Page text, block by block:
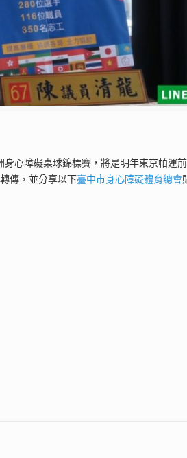
心障礙桌球錦標賽，將是明年東京帕運
傳，並分享以下臺中市身心障礙體育總會